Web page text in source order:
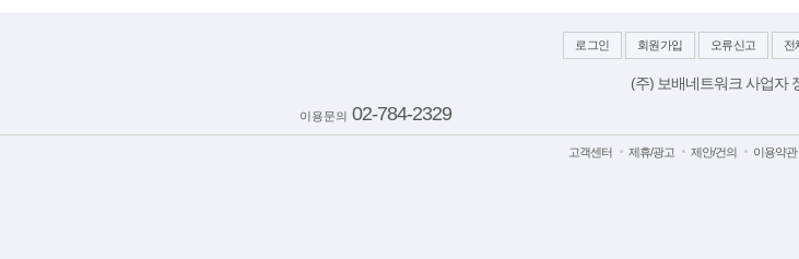
로그인 회원가입 오류신고 전
(주) 보배네트워크 사업자
사업자번호: 117-81-
이메일:
이용문의 02-784-2329
고객센터 제휴/광고 제안/건의 이용약관